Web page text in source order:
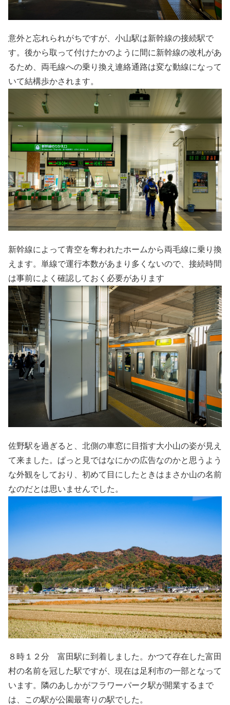
意外と忘れられがちですが、小山駅は新幹線の接続駅で
す。後から取って付けたかのように間に新幹線の改札があ
るため、両毛線への乗り換え連絡通路は変な動線になって
いて結構歩かされます。
新幹線によって青空を奪われたホームから両毛線に乗り換
えます。単線で運行本数があまり多くないので、接続時間
は事前によく確認しておく必要があります
佐野駅を過ぎると、北側の車窓に目指す大小山の姿が見え
て来ました。ぱっと見ではなにかの広告なのかと思うよう
な外観をしており、初めて目にしたときはまさか山の名前
なのだとは思いませんでした。
８時１２分 富田駅に到着しました。かつて存在した富田
村の名前を冠した駅ですが、現在は足利市の一部となって
います。隣のあしかがフラワーパーク駅が開業するまで
は、この駅が公園最寄りの駅でした。